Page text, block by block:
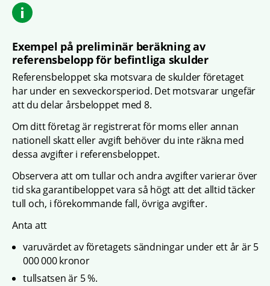
Exempel på preliminär beräkning av
referensbelopp för befintliga skulder
Referensbeloppet ska motsvara de skulder företaget
har under en sexveckorsperiod. Det motsvarar ungefär
att du delar årsbeloppet med 8.
Om ditt företag är registrerat för moms eller annan
nationell skatt eller avgift behöver du inte räkna med
dessa avgifter i referensbeloppet.
Observera att om tullar och andra avgifter varierar över
tid ska garantibeloppet vara så högt att det alltid täcker
tull och, i förekommande fall, övriga avgifter.
Anta att
varuvärdet av företagets sändningar under ett år är 5
000 000 kronor
tullsatsen är 5 %.